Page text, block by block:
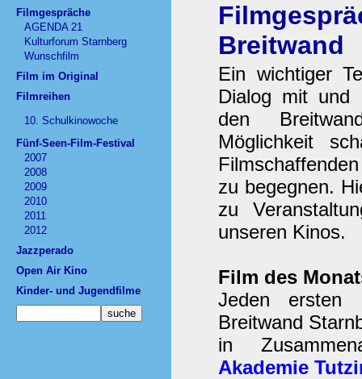
Filmgespräche
AGENDA 21
Kulturforum Starnberg
Wunschfilm
Film im Original
Filmreihen
10. Schulkinowoche
Fünf-Seen-Film-Festival
2007
2008
2009
2010
2011
2012
Jazzperado
Open Air Kino
Kinder- und Jugendfilme
Breitwand
Ein wichtiger
Dialog mit und
den
Möglichkeit
zu begegnen.
zu
unseren Kinos.
Film des
Jeden ersten
Breitwand
in
Akademie